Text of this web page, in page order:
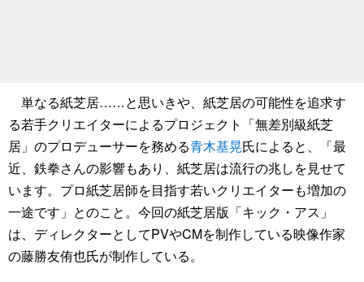
単なる紙芝居……と思いきや、紙芝居の可能性を追求す
る若手クリエイターによるプロジェクト「無差別級紙芝
居」のプロデューサーを務める青木基晃氏によると、「最
近、鉄拳さんの影響もあり、紙芝居は流行の兆しを見せて
います。プロ紙芝居師を目指す若いクリエイターも増加の
一途です」とのこと。今回の紙芝居版「キック・アス」
は、ディレクターとしてPVやCMを制作している映像作家
の藤勝友侑也氏が制作している。